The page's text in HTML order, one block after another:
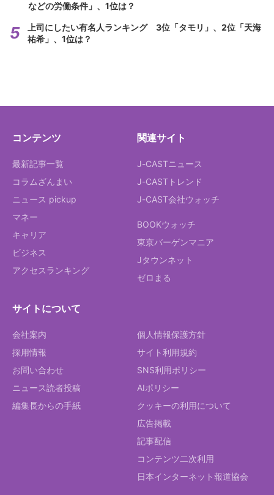
などの労働条件」、1位は？
上司にしたい有名人ランキング 3位「タモリ」、2位「天海
祐希」、1位は？
コンテンツ
最新記事一覧
コラムざんまい
ニュース pickup
マネー
キャリア
ビジネス
アクセスランキング
関連サイト
J-CASTニュース
J-CASTトレンド
J-CAST会社ウォッチ
BOOKウォッチ
東京バーゲンマニア
Jタウンネット
ゼロまる
サイトについて
会社案内
採用情報
お問い合わせ
ニュース読者投稿
編集長からの手紙
個人情報保護方針
サイト利用規約
SNS利用ポリシー
AIポリシー
クッキーの利用について
広告掲載
記事配信
コンテンツ二次利用
日本インターネット報道協会